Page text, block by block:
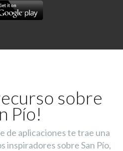
sobre
Pío!
de aplicaciones te trae una
inspiradores sobre San Pío,